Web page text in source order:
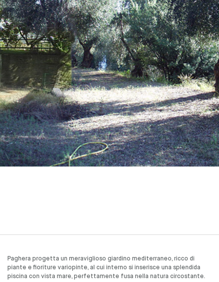
Paghera progetta un meraviglioso giardino mediterraneo, ricco di
piante e fioriture variopinte, al cui interno si inserisce una splendida
piscina con vista mare, perfettamente fusa nella natura circostante.